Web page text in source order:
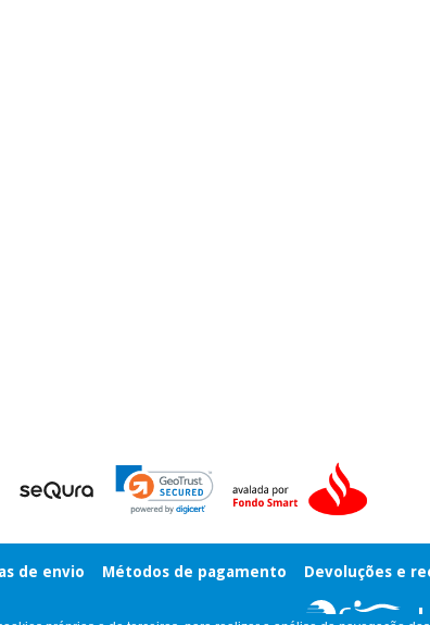
de envio Métodos de pagamento Devoluções e